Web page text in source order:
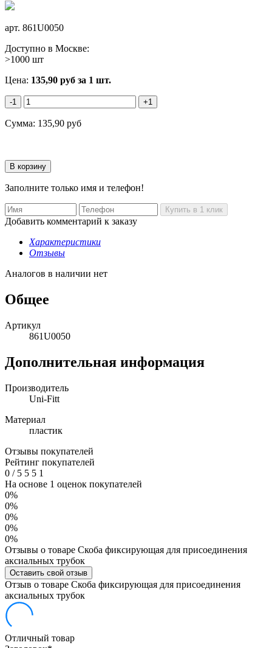
арт. 861U0050
Доступно в Москве:
>1000 шт
Цена: 135,90 руб за 1 шт.
-1 +1
Сумма: 135,90 руб
Заполните только имя и телефон!
Добавить комментарий к заказу
Характеристики
Отзывы
Аналогов в наличии нет
Общее
Артикул
861U0050
Дополнительная информация
Производитель
Uni-Fitt
Материал
пластик
Отзывы покупателей
Рейтинг покупателей
0 /5 5 5 1
На основе 1 оценок покупателей
0%
0%
0%
0%
0%
Отзывы о товаре Скоба фиксирующая для присоединения
аксиальных трубок
Оставить свой отзыв
Отзыв о товаре Скоба фиксирующая для присоединения
аксиальных трубок
Отличный товар